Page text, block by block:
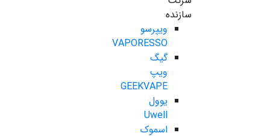
سازنده
ویپرسو
VAPORESSO
گیگ
ویپ
GEEKVAPE
یوول
Uwell
اسموک